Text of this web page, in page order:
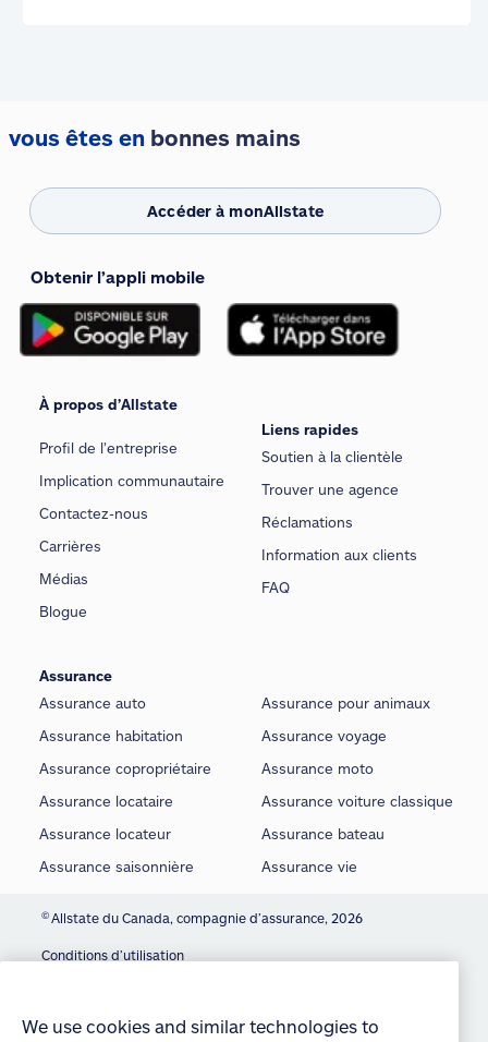
vous êtes en bonnes mains
Accéder à monAllstate
Obtenir l’appli mobile
À propos d’Allstate
Profil de l’entreprise
Implication communautaire
Contactez-nous
Carrières
Médias
Blogue
Liens rapides
Soutien à la clientèle
Trouver une agence
Réclamations
Information aux clients
FAQ
Assurance
Assurance auto
Assurance habitation
Assurance copropriétaire
Assurance locataire
Assurance locateur
Assurance saisonnière
Assurance pour animaux
Assurance voyage
Assurance moto
Assurance voiture classique
Assurance bateau
Assurance vie
©Allstate du Canada, compagnie d’assurance, 2026
Conditions d’utilisation
Manage Cookie Settings
We use cookies and similar technologies to
By continuing to use this site without changing